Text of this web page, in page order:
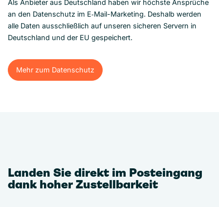
Als Anbieter aus Deutschland haben wir höchste Ansprüche
an den Datenschutz im E‑Mail-Marketing. Deshalb werden
alle Daten ausschließlich auf unseren sicheren Servern in
Deutschland und der EU gespeichert.
Mehr zum Datenschutz
Mehr zum Datenschutz
Landen Sie direkt im Posteingang
dank hoher Zustellbarkeit